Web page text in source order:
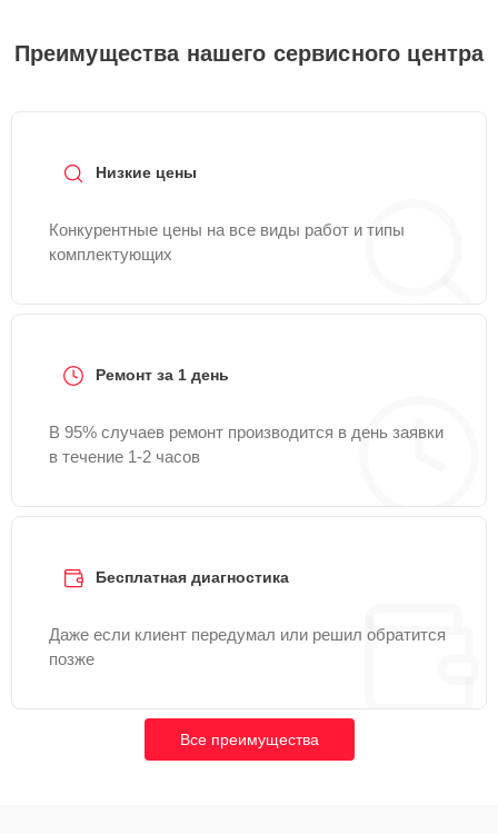
Преимущества нашего сервисного центра
Низкие цены
Конкурентные цены на все виды работ и типы
комплектующих
Ремонт за 1 день
В 95% случаев ремонт производится в день заявки
в течение 1-2 часов
Бесплатная диагностика
Даже если клиент передумал или решил обратится
позже
Все преимущества